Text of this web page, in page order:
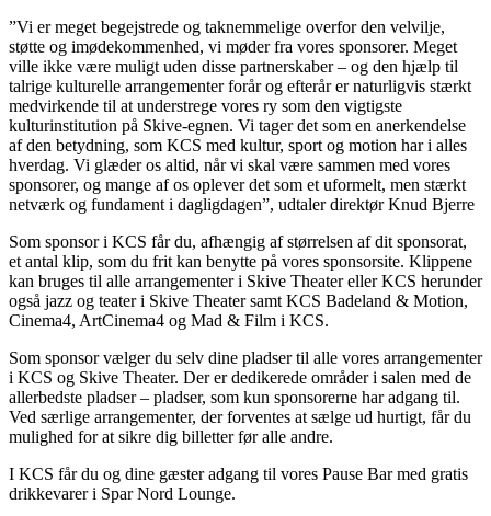
”Vi er meget begejstrede og taknemmelige overfor den velvilje,
støtte og imødekommenhed, vi møder fra vores sponsorer. Meget
ville ikke være muligt uden disse partnerskaber – og den hjælp til
talrige kulturelle arrangementer forår og efterår er naturligvis stærkt
medvirkende til at understrege vores ry som den vigtigste
kulturinstitution på Skive-egnen. Vi tager det som en anerkendelse
af den betydning, som KCS med kultur, sport og motion har i alles
hverdag. Vi glæder os altid, når vi skal være sammen med vores
sponsorer, og mange af os oplever det som et uformelt, men stærkt
netværk og fundament i dagligdagen”, udtaler direktør Knud Bjerre
Som sponsor i KCS får du, afhængig af størrelsen af dit sponsorat,
et antal klip, som du frit kan benytte på vores sponsorsite. Klippene
kan bruges til alle arrangementer i Skive Theater eller KCS herunder
også jazz og teater i Skive Theater samt KCS Badeland & Motion,
Cinema4, ArtCinema4 og Mad & Film i KCS.
Som sponsor vælger du selv dine pladser til alle vores arrangementer
i KCS og Skive Theater. Der er dedikerede områder i salen med de
allerbedste pladser – pladser, som kun sponsorerne har adgang til.
Ved særlige arrangementer, der forventes at sælge ud hurtigt, får du
mulighed for at sikre dig billetter før alle andre.
I KCS får du og dine gæster adgang til vores Pause Bar med gratis
drikkevarer i Spar Nord Lounge.